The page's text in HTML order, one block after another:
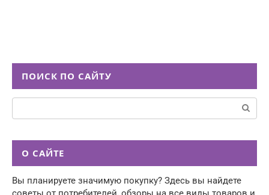
ПОИСК ПО САЙТУ
Поиск:
О САЙТЕ
Вы планируете значимую покупку? Здесь вы найдете